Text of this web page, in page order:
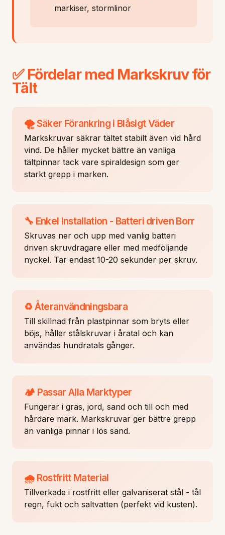
markiser, stormlinor
✅ Fördelar med Markskruv för
Tält
🌪️ Säker Förankring i Blåsigt Väder
Markskruvar säkrar tältet stabilt även vid hård
vind. De håller mycket bättre än vanliga
tältpinnar tack vare spiraldesign som ger
starkt grepp i marken.
🔧 Enkel Installation - Batteri driven Borr
Skruvas ner och upp med vanlig batteri
driven skruvdragare eller med medföljande
nyckel. Tar endast 10-20 sekunder per skruv.
♻️ Återanvändningsbara
Till skillnad från plastpinnar som bryts eller
böjs, håller stålskruvar i åratal och kan
användas hundratals gånger.
🏕️ Passar Alla Marktyper
Fungerar i gräs, jord, sand och till och med
hårdare mark. Markskruvar ger bättre grepp
än vanliga pinnar i lös sand.
🌧️ Rostfritt Material
Tillverkade i rostfritt eller galvaniserat stål - tål
regn, fukt och saltvatten (perfekt vid kusten).